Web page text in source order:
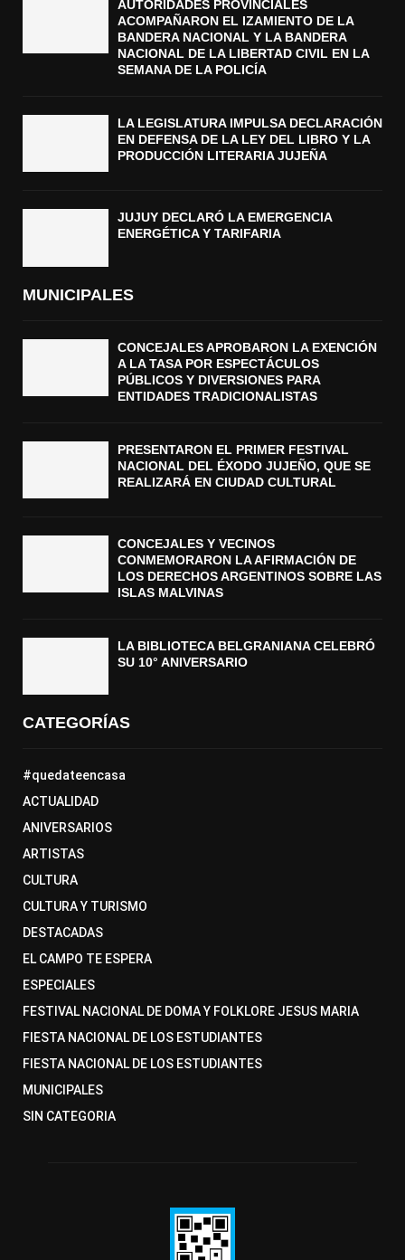
AUTORIDADES PROVINCIALES
ACOMPAÑARON EL IZAMIENTO DE LA
BANDERA NACIONAL Y LA BANDERA
NACIONAL DE LA LIBERTAD CIVIL EN LA
SEMANA DE LA POLICÍA
LA LEGISLATURA IMPULSA DECLARACIÓN
EN DEFENSA DE LA LEY DEL LIBRO Y LA
PRODUCCIÓN LITERARIA JUJEÑA
JUJUY DECLARÓ LA EMERGENCIA
ENERGÉTICA Y TARIFARIA
MUNICIPALES
CONCEJALES APROBARON LA EXENCIÓN
A LA TASA POR ESPECTÁCULOS
PÚBLICOS Y DIVERSIONES PARA
ENTIDADES TRADICIONALISTAS
PRESENTARON EL PRIMER FESTIVAL
NACIONAL DEL ÉXODO JUJEÑO, QUE SE
REALIZARÁ EN CIUDAD CULTURAL
CONCEJALES Y VECINOS
CONMEMORARON LA AFIRMACIÓN DE
LOS DERECHOS ARGENTINOS SOBRE LAS
ISLAS MALVINAS
LA BIBLIOTECA BELGRANIANA CELEBRÓ
SU 10° ANIVERSARIO
CATEGORÍAS
#quedateencasa
ACTUALIDAD
ANIVERSARIOS
ARTISTAS
CULTURA
CULTURA Y TURISMO
DESTACADAS
EL CAMPO TE ESPERA
ESPECIALES
FESTIVAL NACIONAL DE DOMA Y FOLKLORE JESUS MARIA
FIESTA NACIONAL DE LOS ESTUDIANTES
FIESTA NACIONAL DE LOS ESTUDIANTES
MUNICIPALES
SIN CATEGORIA